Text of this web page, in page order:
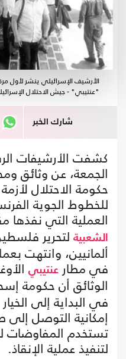
الأرشيف الإسرائيلي ينشر لأول
"عنتيبي" - جيش الاحتلال
شارك الخبر
كشفت الأرشيفات
الجمعة، عن وثائق
حكومة الاحتلال
العملية التي نفذها
الشعبية لتحرير
ألمانيين، وانتهت
في مطار عنتيبي
الوثائق أن حكومة
في البداية إلى
إمكانية التوصل
تستخدم المفاوضات
لتنفيذ عملية الإنقاذ.